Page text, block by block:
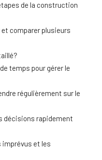
de la construction
et comparer plusieurs
temps pour gérer le
régulièrement sur le
décisions rapidement
imprévus et les